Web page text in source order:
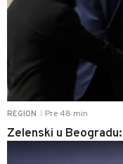
REGION Pre 48 min
Zelenski u